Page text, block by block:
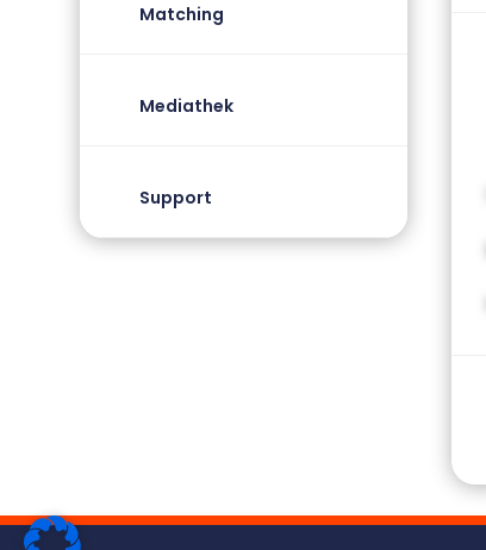
Matching
Mediathek
Support